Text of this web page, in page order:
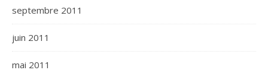
septembre 2011
juin 2011
mai 2011